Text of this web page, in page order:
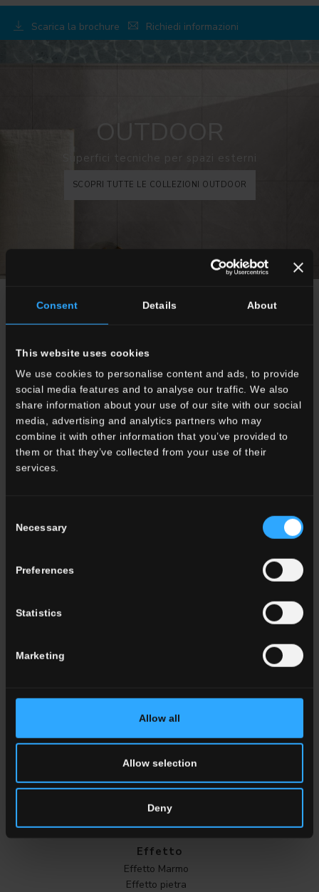
Consent Details About
This website uses cookies
We use cookies to personalise content and ads, to provide
social media features and to analyse our traffic. We also
share information about your use of our site with our social
media, advertising and analytics partners who may
combine it with other information that you’ve provided to
them or that they’ve collected from your use of their
services.
Selection
Necessary
Preferences
Statistics
Marketing
Allow all
Allow selection
Deny
Scarica la brochure Richiedi informazioni
OUTDOOR
Superfici tecniche per spazi esterni
SCOPRI TUTTE LE COLLEZIONI OUTDOOR
SCEGLI UNA COLLEZIONE PER
Indoor
Outdoor
Grigio
Antracite
Marrone
Cotto
TUTTI I COLORI
Effetto
Effetto Marmo
Effetto pietra